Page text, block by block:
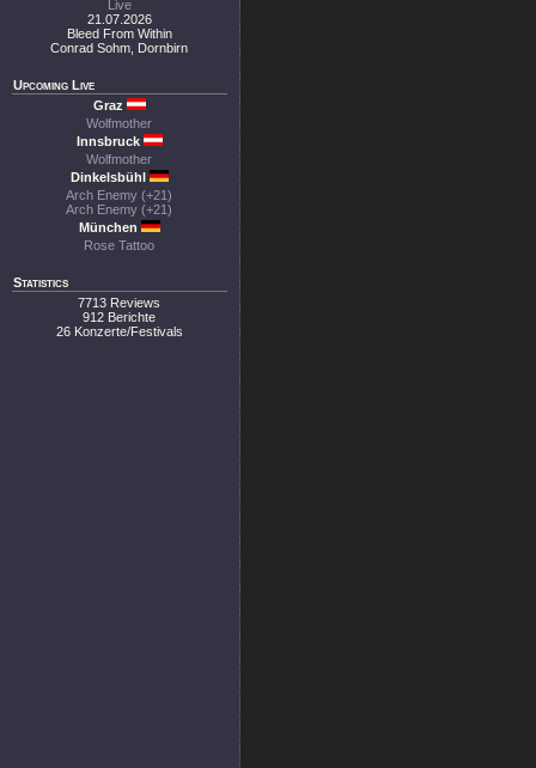
Live
21.07.2026
Bleed From Within
Conrad Sohm, Dornbirn
Upcoming Live
Graz
Wolfmother
Innsbruck
Wolfmother
Dinkelsbühl
Arch Enemy (+21)
Arch Enemy (+21)
München
Rose Tattoo
Statistics
7713 Reviews
912 Berichte
26 Konzerte/Festivals